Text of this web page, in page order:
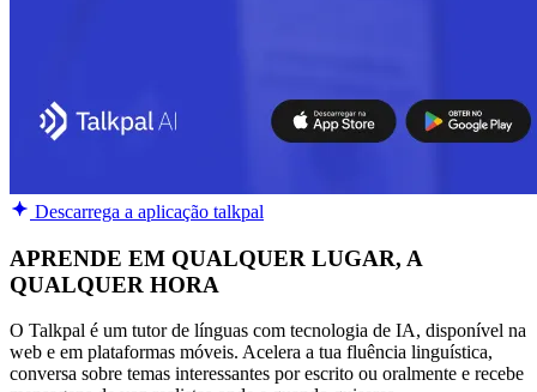
Descarrega a aplicação talkpal
APRENDE EM QUALQUER LUGAR, A
QUALQUER HORA
O Talkpal é um tutor de línguas com tecnologia de IA, disponível na
web e em plataformas móveis. Acelera a tua fluência linguística,
conversa sobre temas interessantes por escrito ou oralmente e recebe